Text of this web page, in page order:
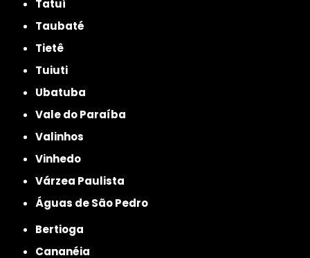
Tatuí
Taubaté
Tietê
Tuiuti
Ubatuba
Vale do Paraíba
Valinhos
Vinhedo
Várzea Paulista
Águas de São Pedro
Bertioga
Cananéia